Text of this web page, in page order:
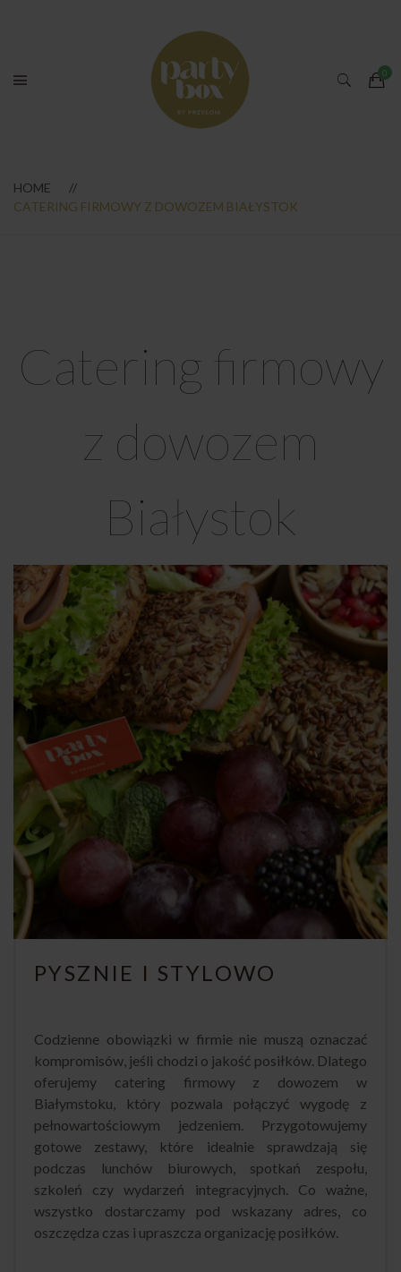
HOME
CATERING FIRMOWY Z DOWOZEM BIAŁYSTOK
Catering firmowy
z dowozem
Białystok
PYSZNIE I STYLOWO
Codzienne obowiązki w firmie nie muszą oznaczać
kompromisów, jeśli chodzi o jakość posiłków. Dlatego
oferujemy catering firmowy z dowozem w
Białymstoku, który pozwala połączyć wygodę z
pełnowartościowym jedzeniem. Przygotowujemy
gotowe zestawy, które idealnie sprawdzają się
podczas lunchów biurowych, spotkań zespołu,
szkoleń czy wydarzeń integracyjnych. Co ważne,
wszystko dostarczamy pod wskazany adres, co
oszczędza czas i upraszcza organizację posiłków.